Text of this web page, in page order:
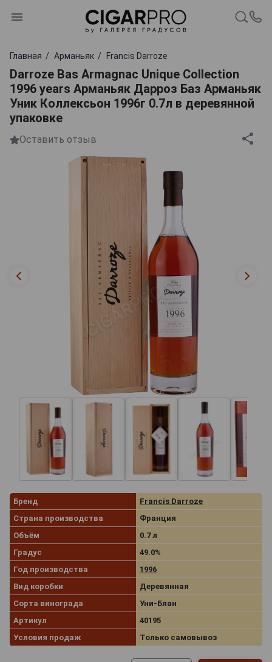
Главная Арманьяк Francis Darroze
Darroze Bas Armagnac Unique Collection
1996 years Арманьяк Дарроз Баз Арманьяк
Уник Коллексьон 1996г 0.7л в деревянной
упаковке
Оставить отзыв
Бренд
Francis Darroze
Страна производства
Франция
Объём
0.7 л
Градус
49.0%
Год производства
1996
Вид коробки
Деревянная
Сорта винограда
Уни-Блан
Артикул
40195
Условия продаж
Только самовывоз